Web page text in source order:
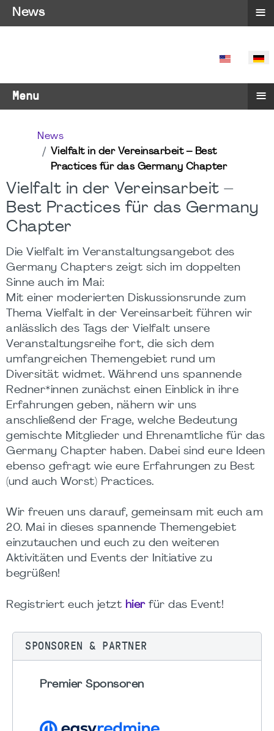
SPRACHE
Menu ≡
News
Vielfalt in der Vereinsarbeit – Best
Practices für das Germany Chapter
Vielfalt in der Vereinsarbeit –
Best Practices für das Germany
Chapter
Die Vielfalt im Veranstaltungsangebot des
Germany Chapters zeigt sich im doppelten
Sinne auch im Mai:
Mit einer moderierten Diskussionsrunde zum
Thema Vielfalt in der Vereinsarbeit führen wir
anlässlich des Tags der Vielfalt unsere
Veranstaltungsreihe fort, die sich dem
umfangreichen Themengebiet rund um
Diversität widmet. Während uns spannende
Redner*innen zunächst einen Einblick in ihre
Erfahrungen geben, nähern wir uns
anschließend der Frage, welche Bedeutung
gemischte Mitglieder und Ehrenamtliche für das
Germany Chapter haben. Dabei sind eure Ideen
ebenso gefragt wie eure Erfahrungen zu Best
(und auch Worst) Practices.
Wir freuen uns darauf, gemeinsam mit euch am
20. Mai in dieses spannende Themengebiet
einzutauchen und euch zu den weiteren
Aktivitäten und Events der Initiative zu
begrüßen!
Registriert euch jetzt hierfür das Event!
SPONSOREN & PARTNER
Premier Sponsoren
News ≡